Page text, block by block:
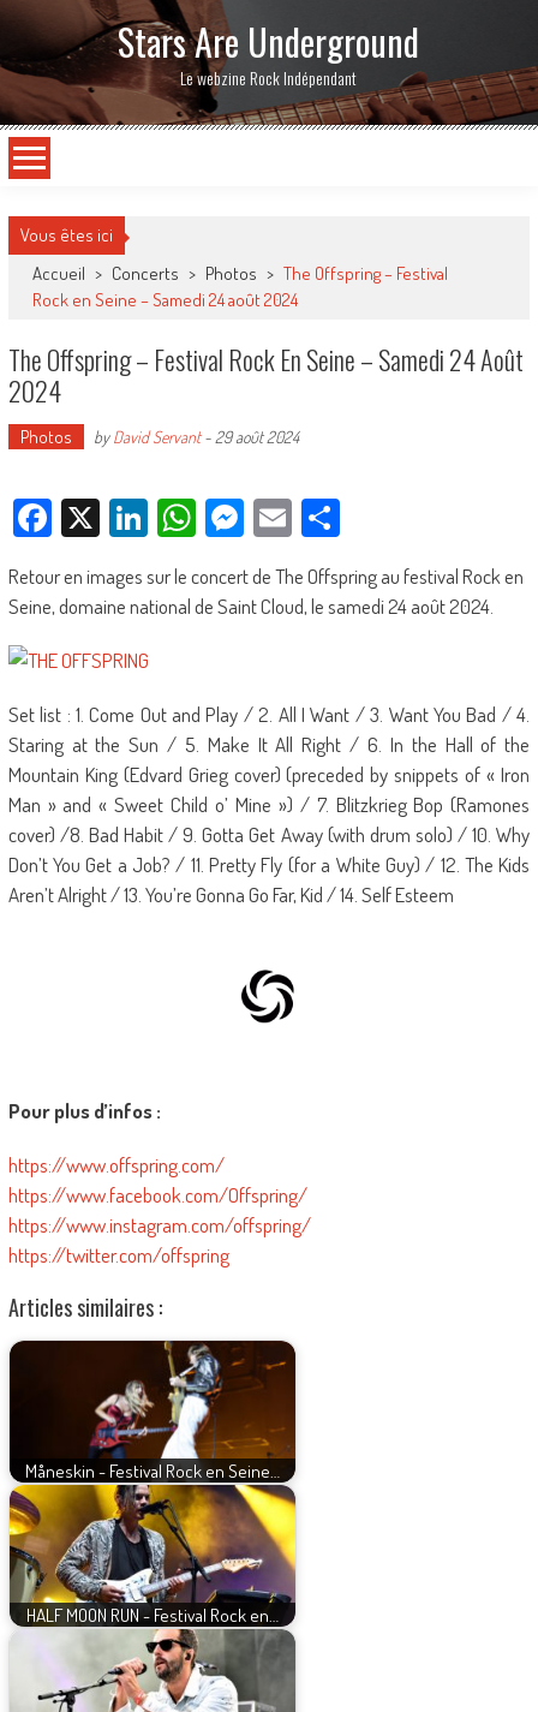
Stars Are Underground
Le webzine Rock Indépendant
Vous êtes ici
Accueil > Concerts > Photos > The Offspring – Festival
Rock en Seine – Samedi 24 août 2024
The Offspring – Festival Rock En Seine – Samedi 24 Août
2024
Photos byDavid Servant- 29 août 2024
Facebook
X LinkedIn
WhatsApp
Messenger
EmailPartager
Retour en images sur le concert de The Offspring au festival Rock en
Seine, domaine national de Saint Cloud, le samedi 24 août 2024.
Set list : 1. Come Out and Play / 2. All I Want / 3. Want You Bad / 4.
Staring at the Sun / 5. Make It All Right / 6. In the Hall of the
Mountain King (Edvard Grieg cover) (preceded by snippets of « Iron
Man » and « Sweet Child o’ Mine ») / 7. Blitzkrieg Bop (Ramones
cover) /8. Bad Habit / 9. Gotta Get Away (with drum solo) / 10. Why
Don’t You Get a Job? / 11. Pretty Fly (for a White Guy) / 12. The Kids
Aren’t Alright / 13. You’re Gonna Go Far, Kid / 14. Self Esteem
Pour plus d’infos :
https://www.offspring.com/
https://www.facebook.com/Offspring/
https://www.instagram.com/offspring/
https://twitter.com/offspring
Articles similaires :
Måneskin - Festival Rock en Seine…
HALF MOON RUN - Festival Rock en…